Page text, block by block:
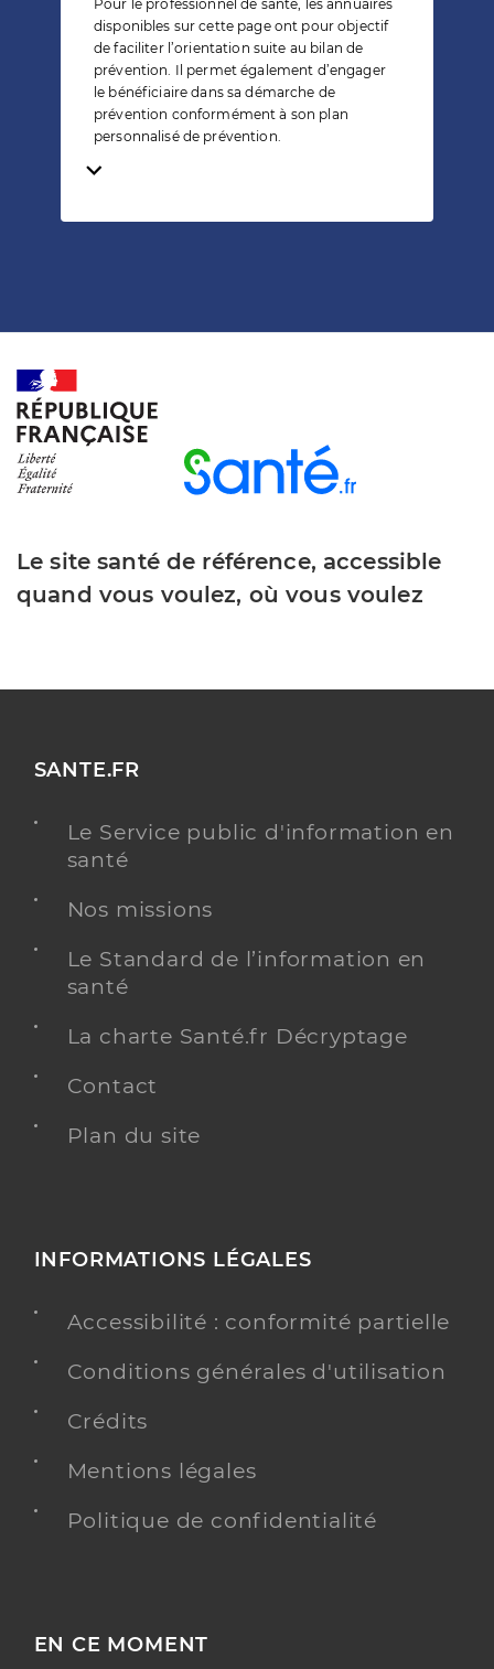
Pour le professionnel de santé, les annuaires
disponibles sur cette page ont pour objectif
de faciliter l’orientation suite au bilan de
prévention. Il permet également d’engager
le bénéficiaire dans sa démarche de
prévention conformément à son plan
personnalisé de prévention.
Temps de lecture
Le site santé de référence, accessible
quand vous voulez, où vous voulez
SANTE.FR
Le Service public d'information en
santé
Nos missions
Le Standard de l’information en
santé
La charte Santé.fr Décryptage
Contact
Plan du site
INFORMATIONS LÉGALES
Accessibilité : conformité partielle
Conditions générales d'utilisation
Crédits
Mentions légales
Politique de confidentialité
EN CE MOMENT